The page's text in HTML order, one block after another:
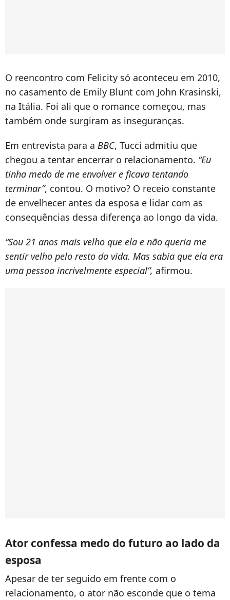
O reencontro com Felicity só aconteceu em 2010,
no casamento de Emily Blunt com John Krasinski,
na Itália. Foi ali que o romance começou, mas
também onde surgiram as inseguranças.
Em entrevista para a BBC, Tucci admitiu que
chegou a tentar encerrar o relacionamento. “Eu
tinha medo de me envolver e ficava tentando
terminar”, contou. O motivo? O receio constante
de envelhecer antes da esposa e lidar com as
consequências dessa diferença ao longo da vida.
“Sou 21 anos mais velho que ela e não queria me
sentir velho pelo resto da vida. Mas sabia que ela era
uma pessoa incrivelmente especial”, afirmou.
Ator confessa medo do futuro ao lado da
esposa
Apesar de ter seguido em frente com o
relacionamento, o ator não esconde que o tema